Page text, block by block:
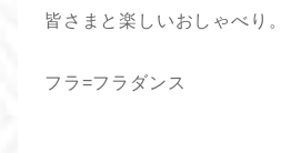
皆さまと楽しいおしゃべり。
フラ=フラダンス